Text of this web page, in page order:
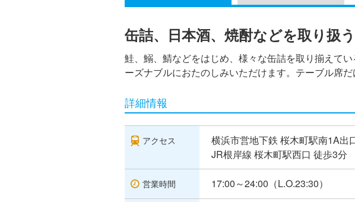
缶詰、日本酒、焼酎などを取り扱
鮭、鰯、鯖などをはじめ、様々な缶詰を取り揃えて
ーズナブルにおたのしみいただけます。テーブル席
詳細情報
アクセス
横浜市営地下鉄 桜木町駅南1A出
JR根岸線 桜木町駅西口 徒歩3分
営業時間 17:00～24:00（L.O.23:30）